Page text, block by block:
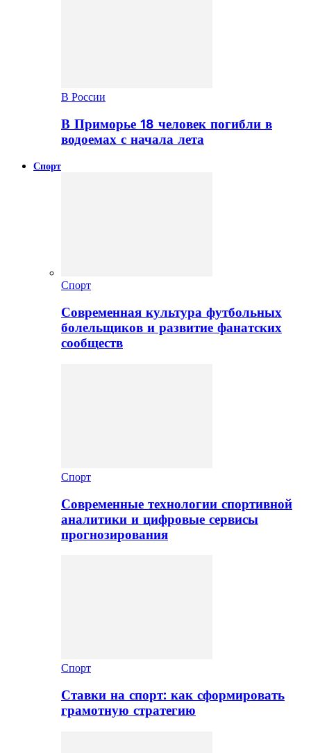
В России
В Приморье 18 человек погибли в
водоемах с начала лета
Спорт
Спорт
Современная культура футбольных
болельщиков и развитие фанатских
сообществ
Спорт
Современные технологии спортивной
аналитики и цифровые сервисы
прогнозирования
Спорт
Ставки на спорт: как сформировать
грамотную стратегию